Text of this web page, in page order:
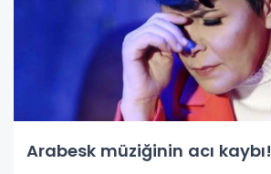
Arabesk müziğinin acı kaybı!